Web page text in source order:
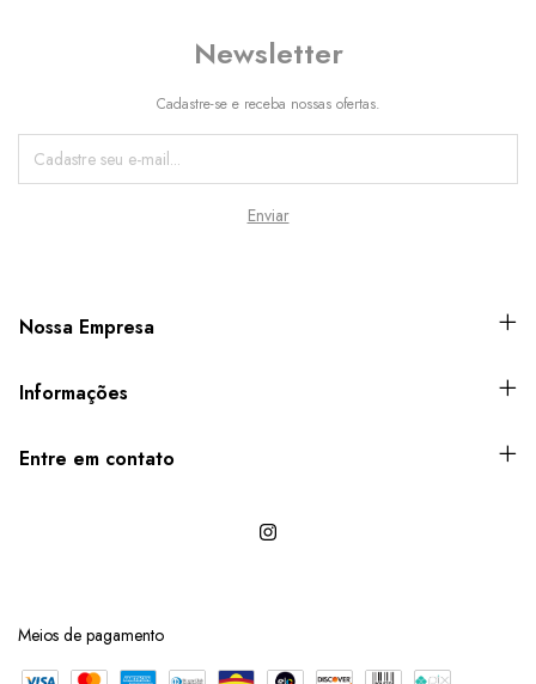
Newsletter
Cadastre-se e receba nossas ofertas.
Nossa Empresa
Informações
Entre em contato
Meios de pagamento